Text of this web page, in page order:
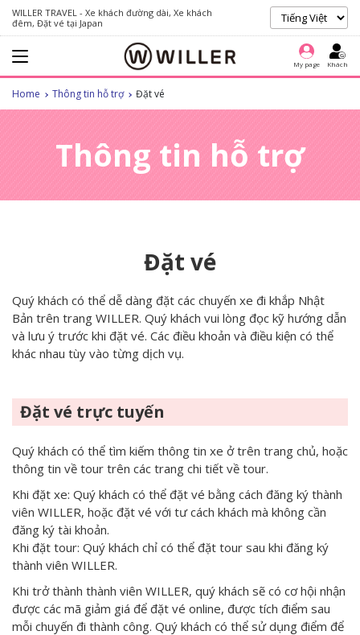
WILLER TRAVEL - Xe khách đường dài, Xe khách
đêm, Đặt vé tại Japan
My page Khách
Home Thông tin hỗ trợ Đặt vé
Thông tin hỗ trợ
Đặt vé
Quý khách có thể dễ dàng đặt các chuyến xe đi khắp Nhật
Bản trên trang WILLER. Quý khách vui lòng đọc kỹ hướng dẫn
và lưu ý trước khi đặt vé. Các điều khoản và điều kiện có thể
khác nhau tùy vào từng dịch vụ.
Đặt vé trực tuyến
Quý khách có thể tìm kiếm thông tin xe ở trên trang chủ, hoặc
thông tin về tour trên các trang chi tiết về tour.
Khi đặt xe: Quý khách có thể đặt vé bằng cách đăng ký thành
viên WILLER, hoặc đặt vé với tư cách khách mà không cần
đăng ký tài khoản.
Khi đặt tour: Quý khách chỉ có thể đặt tour sau khi đăng ký
thành viên WILLER.
Khi trở thành thành viên WILLER, quý khách sẽ có cơ hội nhận
được các mã giảm giá để đặt vé online, được tích điểm sau
mỗi chuyến đi thành công. Quý khách có thể sử dụng điểm để